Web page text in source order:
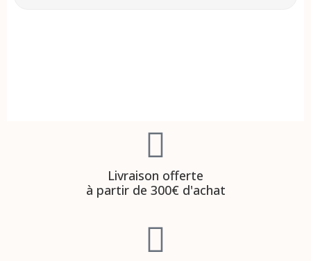
Livraison offerte
à partir de 300€ d'achat